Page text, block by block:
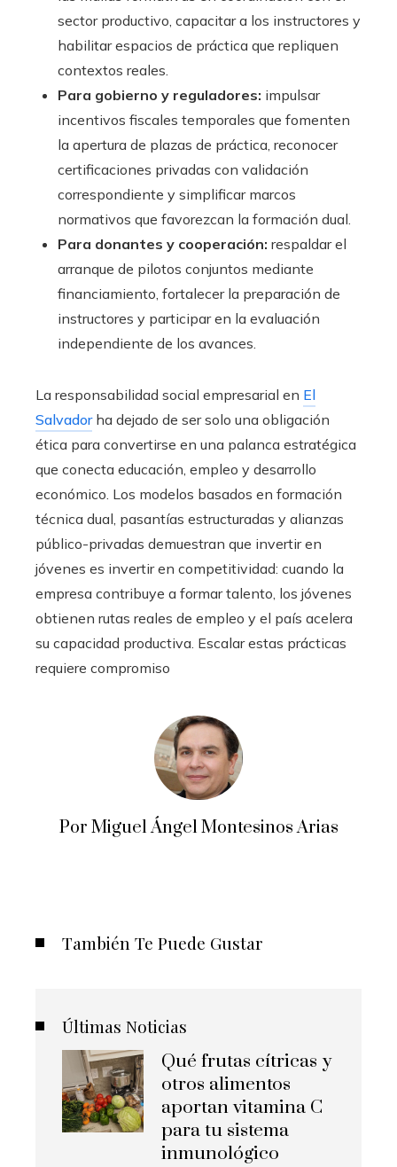
sector productivo, capacitar a los instructores y
habilitar espacios de práctica que repliquen
contextos reales.
Para gobierno y reguladores: impulsar
incentivos fiscales temporales que fomenten
la apertura de plazas de práctica, reconocer
certificaciones privadas con validación
correspondiente y simplificar marcos
normativos que favorezcan la formación dual.
Para donantes y cooperación: respaldar el
arranque de pilotos conjuntos mediante
financiamiento, fortalecer la preparación de
instructores y participar en la evaluación
independiente de los avances.
La responsabilidad social empresarial en El
Salvadorha dejado de ser solo una obligación
ética para convertirse en una palanca estratégica
que conecta educación, empleo y desarrollo
económico. Los modelos basados en formación
técnica dual, pasantías estructuradas y alianzas
público-privadas demuestran que invertir en
jóvenes es invertir en competitividad: cuando la
empresa contribuye a formar talento, los jóvenes
obtienen rutas reales de empleo y el país acelera
su capacidad productiva. Escalar estas prácticas
requiere compromiso
Por Miguel Ángel Montesinos Arias
También Te Puede Gustar
Últimas Noticias
Qué frutas cítricas y
otros alimentos
aportan vitamina C
para tu sistema
inmunológico